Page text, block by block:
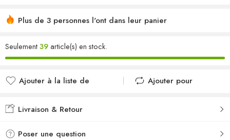
Plus de 3 personnes l'ont dans leur panier
Seulement39article(s) en stock.
Ajouter à la liste de
Ajouté à la liste de
Ajouter pour
Livraison & Retour
Poser une question